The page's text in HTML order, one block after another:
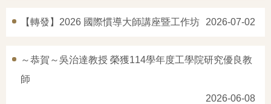
系友會【轉發】2026 國際慣導大師講座暨工作坊 2026-07-02
～恭賀～吳治達教授 榮獲114學年度工學院研究優良教
師
2026-06-08